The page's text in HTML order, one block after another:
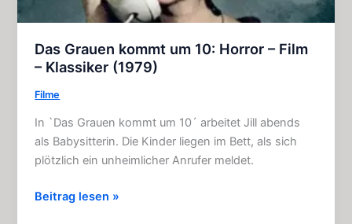
Das Grauen kommt um 10: Horror – Film
– Klassiker (1979)
Filme
In `Das Grauen kommt um 10´ arbeitet Jill abends
als Babysitterin. Die Kinder liegen im Bett, als sich
plötzlich ein unheimlicher Anrufer meldet.
Das
Beitrag lesen »